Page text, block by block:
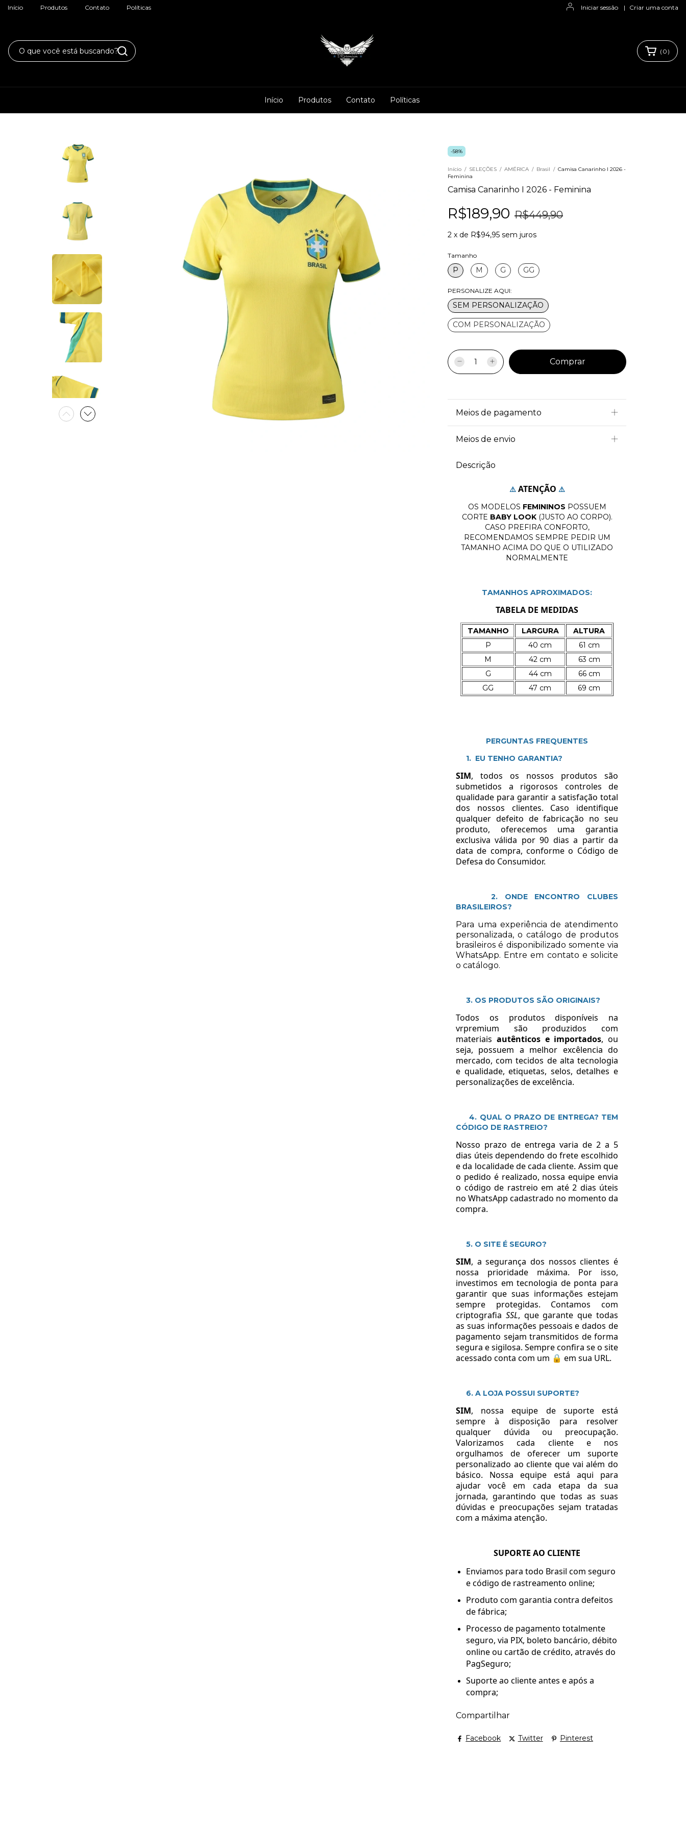
Início Produtos Contato Políticas Iniciar sessão | Criar uma conta
( 0 )
Início Produtos Contato Políticas
-58%
Início / SELEÇÕES / AMÉRICA / Brasil / Camisa Canarinho I 2026 -
Feminina
Camisa Canarinho I 2026 - Feminina
R$189,90 R$449,90
2 x de R$94,95 sem juros
Tamanho
P M G GG
PERSONALIZE AQUI:
SEM PERSONALIZAÇÃO
COM PERSONALIZAÇÃO
Meios de pagamento
Meios de envio
Descrição
⚠️ ATENÇÃO ⚠️
OS MODELOS FEMININOS POSSUEM
CORTE BABY LOOK(JUSTO AO CORPO).
CASO PREFIRA CONFORTO,
RECOMENDAMOS SEMPRE PEDIR UM
TAMANHO ACIMA DO QUE O UTILIZADO
NORMALMENTE
TAMANHOS APROXIMADOS:
TABELA DE MEDIDAS
TAMANHO LARGURA
ALTURA
P
40 cm
61 cm
M
42 cm
63 cm
G
44 cm
66 cm
GG
47 cm 69 cm
PERGUNTAS FREQUENTES
1. EU TENHO GARANTIA?
SIM, todos os nossos produtos são
submetidos a rigorosos controles de
qualidade para garantir a satisfação total
dos nossos clientes. Caso identifique
qualquer defeito de fabricação no seu
produto, oferecemos uma garantia
exclusiva válida por 90 dias a partir da
data de compra, conforme o Código de
Defesa do Consumidor.
2. ONDE ENCONTRO CLUBES
BRASILEIROS?
Para uma experiência de atendimento
personalizada, o catálogo de produtos
brasileiros é disponibilizado somente via
WhatsApp. Entre em contato e solicite
o catálogo.
3. OS PRODUTOS SÃO ORIGINAIS?
Todos os produtos disponíveis na
vrpremium são produzidos com
materiais autênticos e importados, ou
seja, possuem a melhor excêlencia do
mercado, com tecidos de alta tecnologia
e qualidade, etiquetas, selos, detalhes e
personalizações de excelência.
4. QUAL O PRAZO DE ENTREGA? TEM
CÓDIGO DE RASTREIO?
Nosso prazo de entrega varia de 2 a 5
dias úteis dependendo do frete escolhido
e da localidade de cada cliente. Assim que
o pedido é realizado, nossa equipe envia
o código de rastreio em até 2 dias úteis
no WhatsApp cadastrado no momento da
compra.
5. O SITE É SEGURO?
SIM, a segurança dos nossos clientes é
nossa prioridade máxima. Por isso,
investimos em tecnologia de ponta para
garantir que suas informações estejam
sempre protegidas. Contamos com
criptografia SSL, que garante que todas
as suas informações pessoais e dados de
pagamento sejam transmitidos de forma
segura e sigilosa. Sempre confira se o site
acessado conta com um 🔒 em sua URL.
6. A LOJA POSSUI SUPORTE?
SIM, nossa equipe de suporte está
sempre à disposição para resolver
qualquer dúvida ou preocupação.
Valorizamos cada cliente e nos
orgulhamos de oferecer um suporte
personalizado ao cliente que vai além do
básico. Nossa equipe está aqui para
ajudar você em cada etapa da sua
jornada, garantindo que todas as suas
dúvidas e preocupações sejam tratadas
com a máxima atenção.
SUPORTE AO CLIENTE
Enviamos para todo Brasil com seguro
e código de rastreamento online;
Produto com garantia contra defeitos
de fábrica;
Processo de pagamento totalmente
seguro, via PIX, boleto bancário, débito
online ou cartão de crédito, através do
PagSeguro;
Suporte ao cliente antes e após a
compra;
Compartilhar
Facebook Twitter Pinterest